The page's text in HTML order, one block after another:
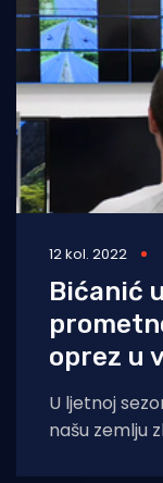
12 kol. 2022
Bićanić
oprez u
U ljetnoj
našu zemlju